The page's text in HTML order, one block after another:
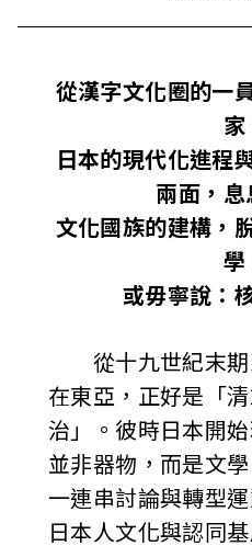
從漢字文化圈的一
家
日本的現代化進程
兩面，息
文化國族的建構，
學
或毋寧說：
從十九世紀末期
在東亞，正好是「
治」。彼時日本開
並非器物，而是文
一連串討論與轉型
日本人文化與認同